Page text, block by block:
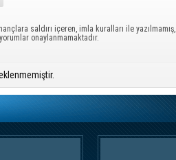
saldırı içeren, imla kuralları ile yazılmamış,
onaylanmamaktadır.